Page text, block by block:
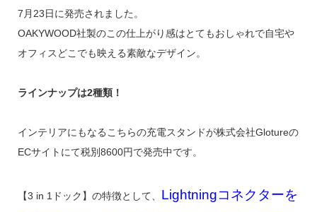
7月23日に発売されました。
OAKYWOOD社製のこの仕上がり感はとてもおしゃれで自宅や
オフィスどこでも映える素敵なデザイン。
ラインナップは2種類！
インテリアにもなるこちらの充電スタンドが株式会社Glotureの
ECサイトにて税別8600円で発売中です。
【3 in 1ドック】の特徴として、 Lightningコネクターを